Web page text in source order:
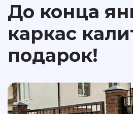
До конца
каркас
подарок!